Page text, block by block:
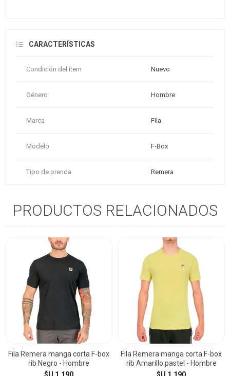
CARACTERÍSTICAS
Condición del ítem Nuevo
Género Hombre
Marca Fila
Modelo F-Box
Tipo de prenda Remera
PRODUCTOS RELACIONADOS
Fila Remera manga corta F-box
rib Negro - Hombre
$U 1.190
Fila Remera manga corta F-box
rib Amarillo pastel - Hombre
$U 1.190